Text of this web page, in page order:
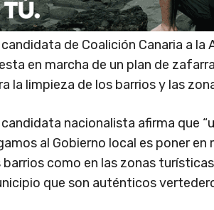
de Coalición Canaria a la
en marcha de un plan de
la limpieza de los barrios y las
candidata nacionalista afirma que
al Gobierno local es poner
barrios como en las zonas
que son auténticos